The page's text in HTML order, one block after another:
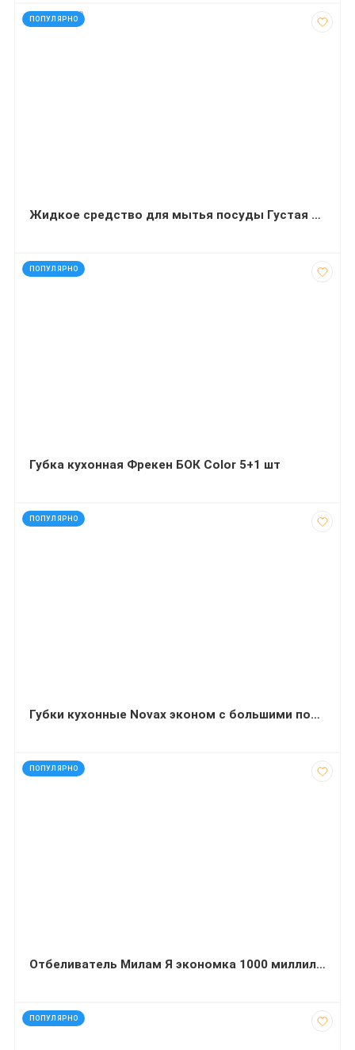
ПОПУЛЯРНО
код: 927790
Жидкое средство для мытья посуды Густая Формула 5 л
ПОПУЛЯРНО
код: 4393
Губка кухонная Фрекен БОК Color 5+1 шт
ПОПУЛЯРНО
код: 21807
Губки кухонные Novax эконом с большими порами 5 штук
ПОПУЛЯРНО
код: 15038
Отбеливатель Милам Я экономка 1000 миллилитров
ПОПУЛЯРНО
код: 40881